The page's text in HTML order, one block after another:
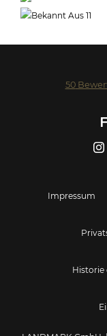
50
Impressum
Historie